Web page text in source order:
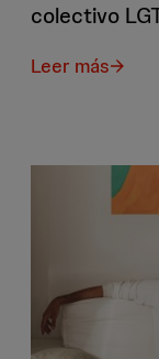
colectivo
mayoría de
sus familias
Leer mássobre